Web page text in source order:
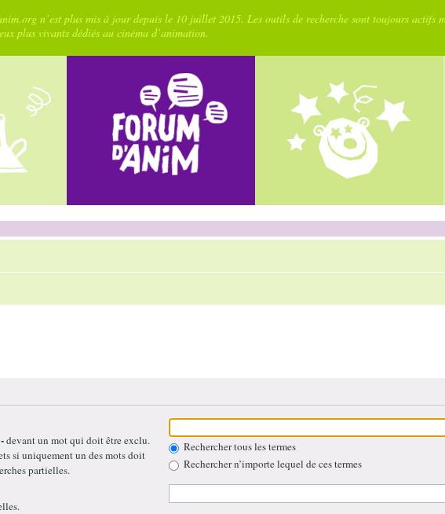
n’est plus mis à jour depuis le 10 juillet 2015. Les outils de recherche sont toujours actifs
plus vivants dédiés au cinéma d’animation.
-devant un mot qui doit être exclu.
si uniquement un des mots doit
partielles.
Rechercher tous les termes
Rechercher n’importe lequel de ces termes